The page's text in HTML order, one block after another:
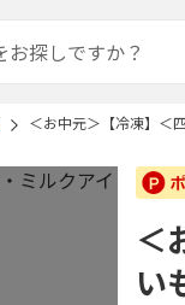
＜お中元＞【冷凍】＜
＜
い